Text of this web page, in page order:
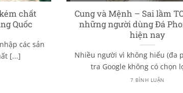
chất
Quốc
các sản
[...]
Cung và Mệnh – Sai lầm
những người dùng Đá
hiện nay
Nhiều người vì không hiểu (đa
tra Google không có chọn
7 BÌNH LUẬN